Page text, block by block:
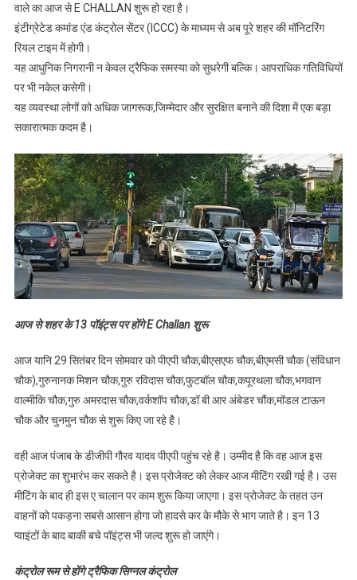
वाले का आज से E CHALLAN शुरू हो रहा है।
इंटीग्रेटेड कमांड एंड कंट्रोल सेंटर (ICCC) के माध्यम से अब पूरे शहर की मॉनिटरिंग
रियल टाइम में होगी।
यह आधुनिक निगरानी न केवल ट्रैफिक समस्या को सुधरेगी बल्कि। आपराधिक गतिविधियों
पर भी नकेल कसेगी।
यह व्यवस्था लोगों को अधिक जागरूक,जिम्मेदार और सुरक्षित बनाने की दिशा में एक बड़ा
सकारात्मक कदम है।
आज से शहर के 13 पॉइंट्स पर होंगे E Challan शुरू
आज यानि 29 सितंबर दिन सोमवार को पीएपी चौक,बीएसएफ चौक,बीएमसी चौक (संविधान
चौक),गुरुनानक मिशन चौक,गुरु रविदास चौक,फुटबॉल चौक,कपूरथला चौक,भगवान
वाल्मीकि चौक,गुरु अमरदास चौक,वर्कशॉप चौक,डॉ बी आर अंबेडर चौंक,मॉडल टाऊन
चौक और चुनमुन चौक से शुरू किए जा रहे है।
वही आज पंजाब के डीजीपी गौरव यादव पीएपी पहुंच रहे है। उम्मीद है कि वह आज इस
प्रोजेक्ट का शुभारंभ कर सकते है। इस प्रोजेक्ट को लेकर आज मीटिंग रखी गई है। उस
मीटिंग के बाद ही इस ए चालान पर काम शुरू किया जाएगा। इस प्रोजेक्ट के तहत उन
वाहनों को पकड़ना सबसे आसान होगा जो हादसे कर के मौके से भाग जाते है। इन 13
प्वाइंटों के बाद बाकी बचे पॉइंट्स भी जल्द शुरू हो जाएंगे।
कंट्रोल रूम से होंगे ट्रैफिक सिग्नल कंट्रोल